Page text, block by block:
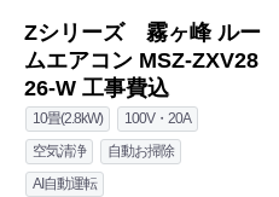
Rシリーズ 霧ヶ峰 ルー
ムエアコン MSZ-R2826
(W) 工事費込
10畳(2.8kW)
100V・15A
空気清浄